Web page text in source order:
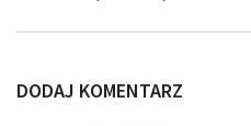
Program treningu
DODAJ KOMENTARZ